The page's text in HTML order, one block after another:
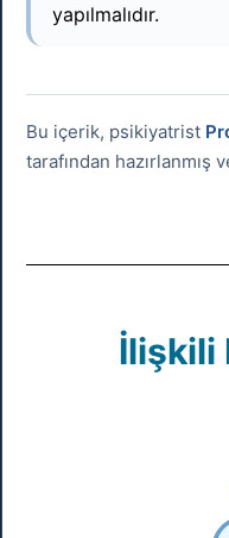
yapılmalıdır.
Bu içerik, psikiyatrist
tarafından hazırlanmış
İlişkili